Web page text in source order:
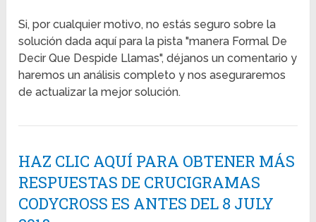
Si, por cualquier motivo, no estás seguro sobre la
solución dada aquí para la pista "manera Formal De
Decir Que Despide Llamas", déjanos un comentario y
haremos un análisis completo y nos aseguraremos
de actualizar la mejor solución.
HAZ CLIC AQUÍ PARA OBTENER MÁS
RESPUESTAS DE CRUCIGRAMAS
CODYCROSS ES ANTES DEL 8 JULY